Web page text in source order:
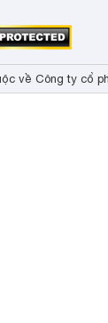
về Công ty cổ